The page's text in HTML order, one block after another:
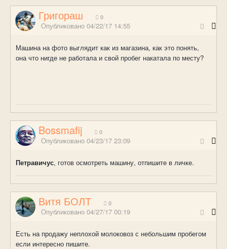
Григораш 0
Опубликовано 04/22/17 14:55
Машина на фото выглядит как из магазина, как это понять,
она что нигде не работала и свой пробег накатала по месту?
Bossmafij 0
Опубликовано 04/23/17 23:09
Петравичус, готов осмотреть машину, отпишите в личке.
Витя БОЛТ 0
Опубликовано 04/27/17 00:19
Есть на продажу неплохой молоковоз с небольшим пробегом
если интересно пишите.